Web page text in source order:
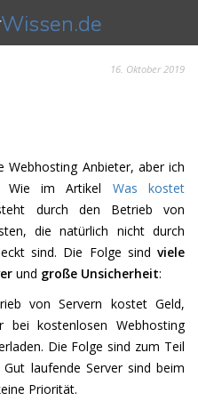
Wissen.de
16. Oktober 2019
Webhosting Anbieter, aber ich
Wie im Artikel Was kostet
durch den Betrieb von
die natürlich nicht durch
sind. Die Folge sind viele
und große Unsicherheit:
von Servern kostet Geld,
bei kostenlosen Webhosting
Die Folge sind zum Teil
laufende Server sind beim
Priorität.